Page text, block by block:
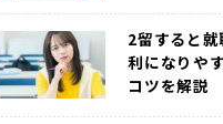
2留すると
利になりや
コツを解説